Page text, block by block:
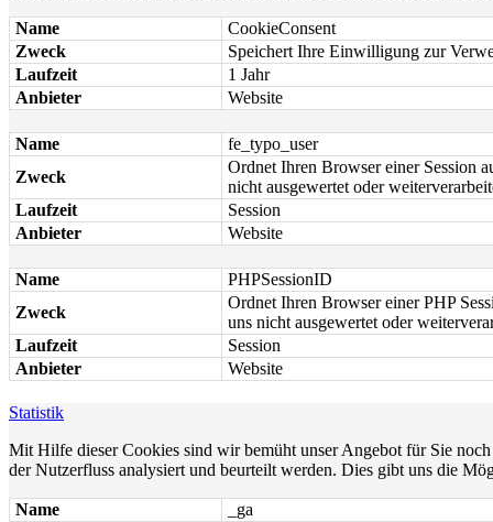
Name
CookieConsent
Zweck
Speichert Ihre Einwilligung zur
Laufzeit
1 Jahr
Anbieter
Website
Name
fe_typo_user
Zweck
Ordnet Ihren Browser einer Session
nicht ausgewertet oder
Laufzeit
Session
Anbieter
Website
Name
PHPSessionID
Zweck
Ordnet Ihren Browser einer PHP
uns nicht ausgewertet oder
Laufzeit
Session
Anbieter
Website
Statistik
Mit Hilfe dieser Cookies sind wir bemüht unser Angebot für Sie
der Nutzerfluss analysiert und beurteilt werden. Dies gibt uns die
Name
_ga